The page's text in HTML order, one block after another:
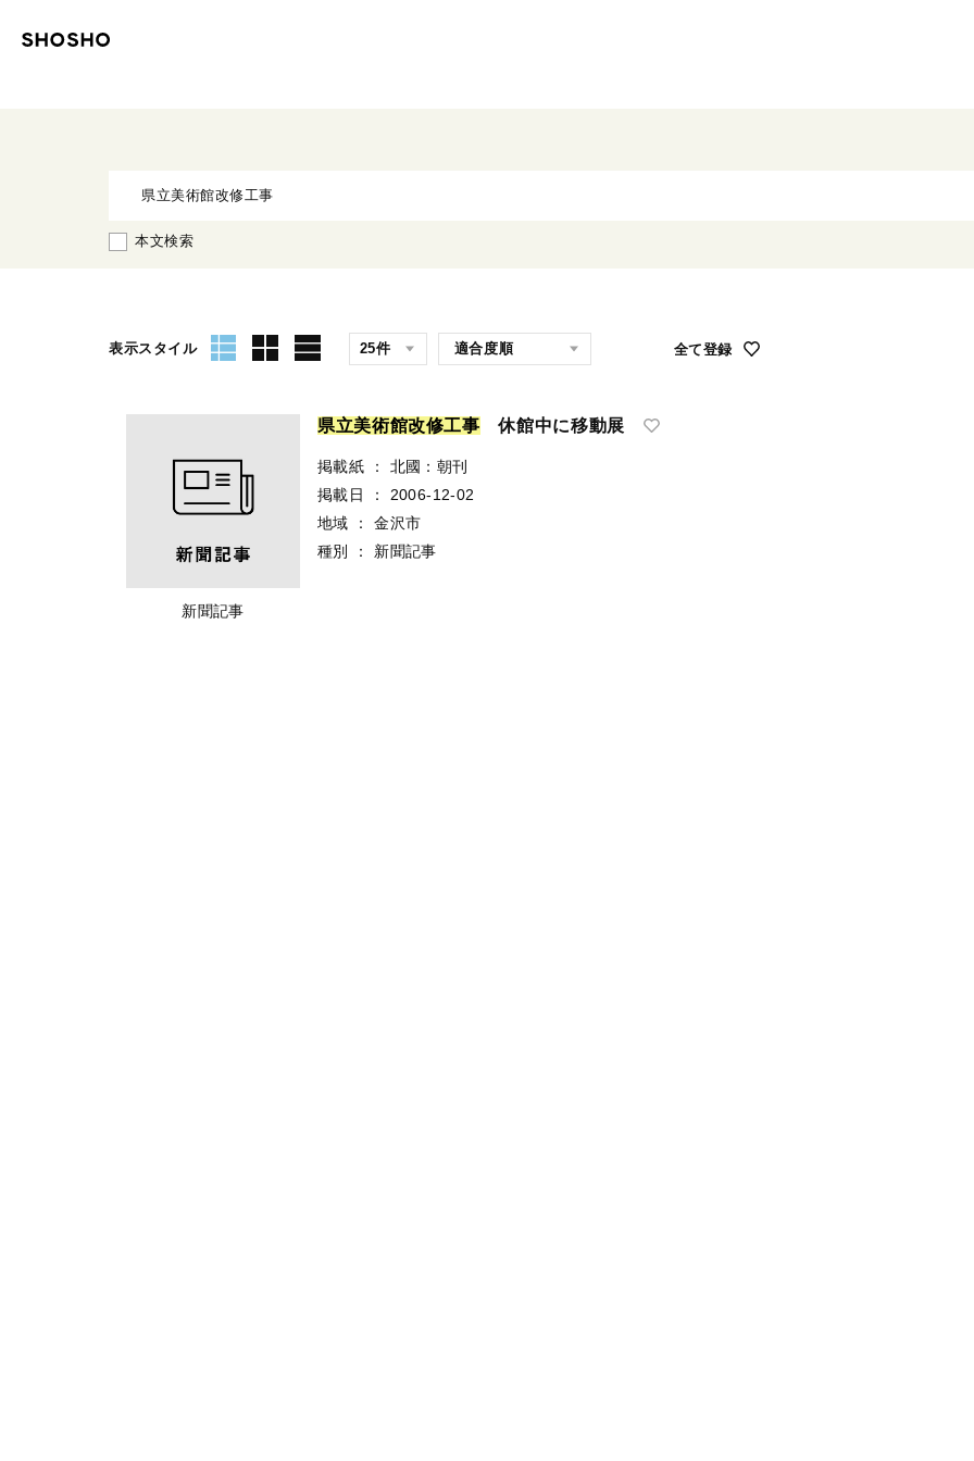
本文検索
表示スタイル 全て登録
新聞記事
県立美術館改修工事 休館中に移動展
掲載紙 ：
北國：朝刊
掲載日
：
2006-12-02
地域
：
金沢市
種別
： 新聞記事